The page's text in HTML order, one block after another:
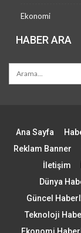
Ekonomi
HABER ARA
Ana Sayfa
Reklam Banner
İletişim
Dünya
Güncel
Teknoloji
Ekonomi